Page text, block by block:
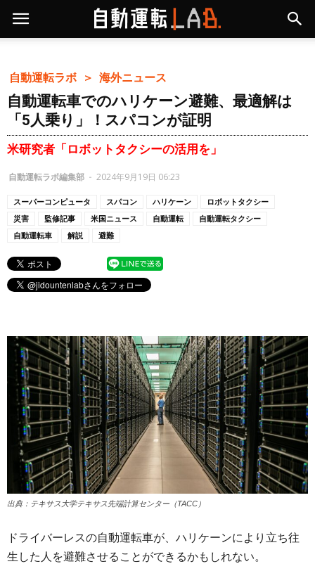
自動運転ラボ ＞ 海外ニュース
自動運転車でのハリケーン避難、最適解は
「5人乗り」！スパコンが証明
米研究者「ロボットタクシーの活用を」
自動運転ラボ編集部 - 2024年9月19日 06:23
スーパーコンピュータ スパコン ハリケーン
ロボットタクシー
災害
監修記事 米国ニュース 自動運転
自動運転タクシー
自動運転車
解説 避難
出典：テキサス大学テキサス先端計算センター（TACC）
ドライバーレスの自動運転車が、ハリケーンにより立ち往
生した人を避難させることができるかもしれない。